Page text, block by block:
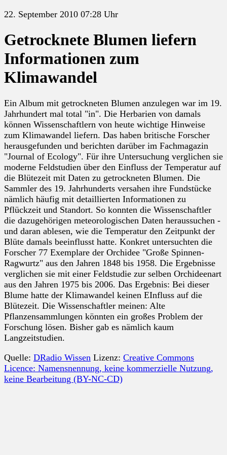
22. September 2010 07:28 Uhr
Getrocknete Blumen liefern
Informationen zum
Klimawandel
Ein Album mit getrockneten Blumen anzulegen war im 19.
Jahrhundert mal total "in". Die Herbarien von damals
können Wissenschaftlern von heute wichtige Hinweise
zum Klimawandel liefern. Das haben britische Forscher
herausgefunden und berichten darüber im Fachmagazin
"Journal of Ecology". Für ihre Untersuchung verglichen sie
moderne Feldstudien über den Einfluss der Temperatur auf
die Blütezeit mit Daten zu getrockneten Blumen. Die
Sammler des 19. Jahrhunderts versahen ihre Fundstücke
nämlich häufig mit detaillierten Informationen zu
Pflückzeit und Standort. So konnten die Wissenschaftler
die dazugehörigen meteorologischen Daten heraussuchen -
und daran ablesen, wie die Temperatur den Zeitpunkt der
Blüte damals beeinflusst hatte. Konkret untersuchten die
Forscher 77 Exemplare der Orchidee "Große Spinnen-
Ragwurtz" aus den Jahren 1848 bis 1958. Die Ergebnisse
verglichen sie mit einer Feldstudie zur selben Orchideenart
aus den Jahren 1975 bis 2006. Das Ergebnis: Bei dieser
Blume hatte der Klimawandel keinen EInfluss auf die
Blütezeit. Die Wissenschaftler meinen: Alte
Pflanzensammlungen könnten ein großes Problem der
Forschung lösen. Bisher gab es nämlich kaum
Langzeitstudien.
Quelle: DRadio Wissen Lizenz: Creative Commons
Licence: Namensnennung, keine kommerzielle Nutzung,
keine Bearbeitung (BY-NC-CD)